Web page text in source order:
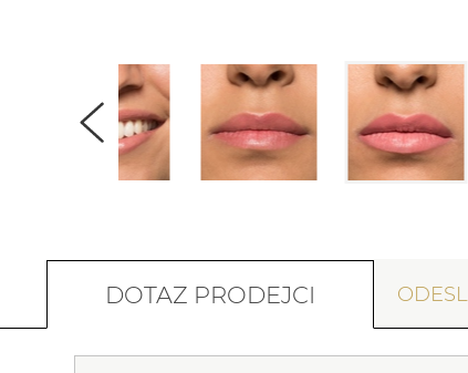
DOTAZ PRODEJCI